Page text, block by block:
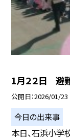
1月２２日 避
公開日 2026/01/23
今日の出来事
本日、石浜小学